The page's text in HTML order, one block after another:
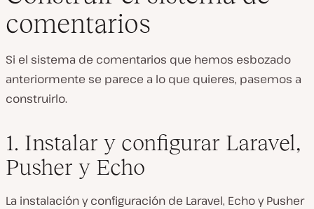
comentarios
Si el sistema de comentarios que hemos esbozado
anteriormente se parece a lo que quieres, pasemos a
construirlo.
1. Instalar y configurar Laravel,
Pusher y Echo
La instalación y configuración de Laravel, Echo y Pusher